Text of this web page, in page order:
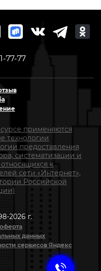
77-77
применяются
технологии
предоставления
систематизации и
к
сети «Интернет»,
Российской
2026 г.
данных
сервисов Яндекс